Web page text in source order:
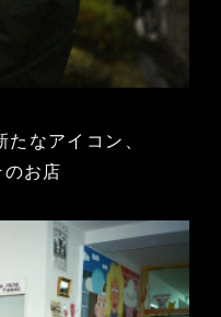
なアイコン、
お店